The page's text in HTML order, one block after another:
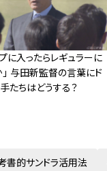
に入ったらレギュラーに
与田新監督の言葉にド
たちはどうする？
書的サンドラ活用法